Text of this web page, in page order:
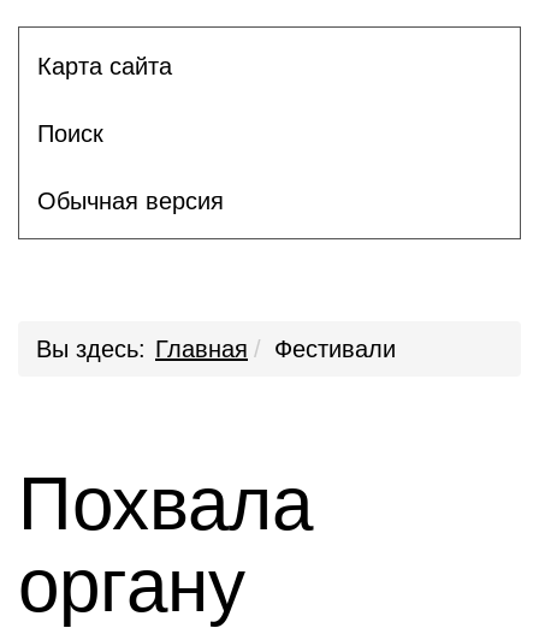
Карта сайта
Поиск
Обычная версия
Вы здесь: Главная Фестивали
Похвала
органу